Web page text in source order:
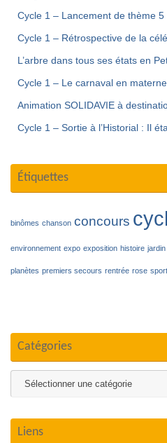
Cycle 1 – Lancement de thème
Cycle 1 – Rétrospective de la
L’arbre dans tous ses états en
Cycle 1 – Le carnaval en
Animation SOLIDAVIE à
Cycle 1 – Sortie à l’Historial : Il
Étiquettes
binômes chanson concours
environnement expo exposition histoire jardin
planètes premiers secours rentrée rose sport
Catégories
Liens